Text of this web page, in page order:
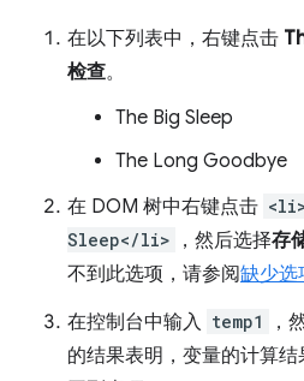
在以下列表中，右键点击
检查。
The Big Sleep
The Long Goodbye
在 DOM 树中右键点击
Sleep</li>
，然后选择存
不到此选项，请参阅缺少选
在控制台中输入 temp1 ，
的结果表明，变量的计算